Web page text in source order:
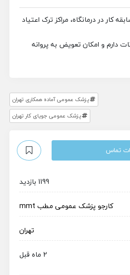
کار در درمانگاه، مراکز ترک اعتیاد
دارم و امکان تعویض به پروانه
پزشک عمومی آماده همکاری تهران
پزشک عمومی جویای کار تهران
تماس
1199 بازدید
کارجو پزشک عمومی مطب mmt
تهران
2 ماه قبل